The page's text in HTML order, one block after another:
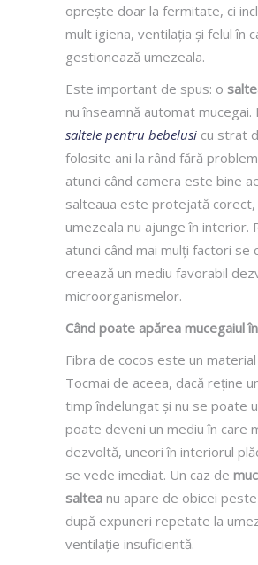
oprește doar la fermitate, ci
mult igiena, ventilația și felul în
gestionează umezeala.
Este important de spus: o
nu înseamnă automat mucegai.
saltele pentru bebelusi cu strat
folosite ani la rând fără
atunci când camera este bine
salteaua este protejată corect,
umezeala nu ajunge în interior.
atunci când mai mulți factori se
creează un mediu favorabil
microorganismelor.
Când poate apărea mucegaiul
Fibra de cocos este un
Tocmai de aceea, dacă reține
timp îndelungat și nu se poate
poate deveni un mediu în care
dezvoltă, uneori în interiorul
se vede imediat. Un caz de
saltea nu apare de obicei
după expuneri repetate la
ventilație insuficientă.